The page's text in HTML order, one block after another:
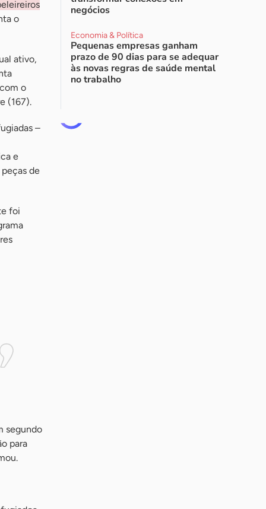
o
ativo,
o
(167).
–
e
de
foi
segundo
para
negócios
Economia & Política
Pequenas empresas ganham
prazo de 90 dias para se adequar
às novas regras de saúde mental
no trabalho